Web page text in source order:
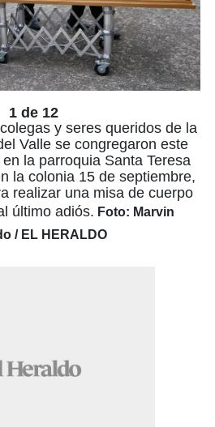
1 de 12
y seres queridos de la
Valle se congregaron este
la parroquia Santa Teresa
la colonia 15 de septiembre,
realizar una misa de cuerpo
último adiós. Foto: Marvin
/ EL HERALDO